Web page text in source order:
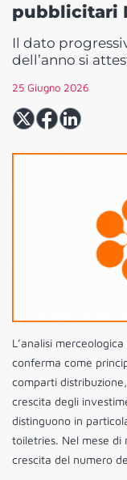
pubblicitari
Il dato
dell’anno si
25 Giugno 2026
L’analisi
conferma come
comparti
crescita degli
distinguono in
toiletries. Nel mese di
crescita del numero